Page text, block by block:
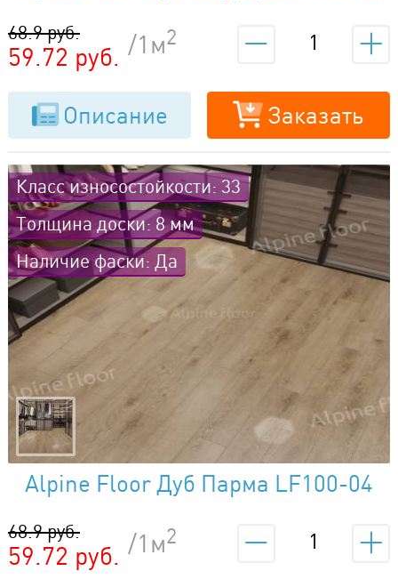
59.72 руб.
68.9 руб. /1м2
Описание Заказать
Класс износостойкости: 33
Толщина доски: 8 мм
Наличие фаски: Да
Alpine Floor Дуб Парма LF100-04
59.72 руб.
68.9 руб. /1м2